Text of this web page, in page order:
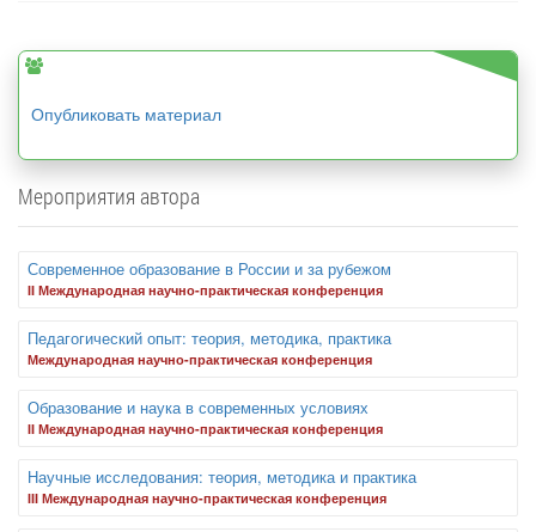
Опубликовать материал
Мероприятия автора
Современное образование в России и за рубежом
II Международная научно-практическая конференция
Педагогический опыт: теория, методика, практика
Международная научно-практическая конференция
Образование и наука в современных условиях
II Международная научно-практическая конференция
Научные исследования: теория, методика и практика
III Международная научно-практическая конференция